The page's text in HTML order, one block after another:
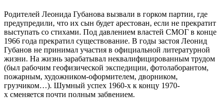
Родителей Леонида Губанова вызвали в горком партии, где
предупредили, что их сын будет арестован, если не прекратит
выступать со стихами. Под давлением властей СМОГ в конце
1966 года прекратил существование. В годы застоя Леонид
Губанов не принимал участия в официальной литературной
жизни. На жизнь зарабатывал неквалифицированным трудом
(был рабочим геофизической экспедиции, фотолаборантом,
пожарным, художником-оформителем, дворником,
грузчиком…). Шумный успех 1960-х к концу 1970-
х сменяется почти полным забвением.